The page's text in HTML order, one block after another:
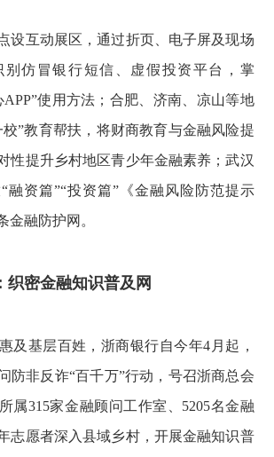
设互动展区，通过折页、电子屏及现场
别仿冒银行短信、虚假投资平台，掌
使用方法；合肥、济南、凉山等地
”教育帮扶，将财商教育与金融风险提
性提升乡村地区青少年金融素养；武汉
融资篇”“投资篇”《金融风险防范提示
金融防护网。
织密金融知识普及网
及基层百姓，浙商银行自今年4月起，
防非反诈“百千万”行动，号召浙商总会
属315家金融顾问工作室、5205名金融
志愿者深入县域乡村，开展金融知识普